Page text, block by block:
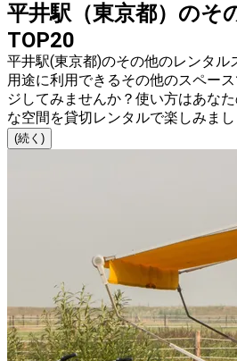
平井駅（東京都）のそ
TOP20
平井駅(東京都)のその他のレンタル
用途に利用できるその他のスペー
ジしてみませんか？使い方はあな
な空間を貸切レンタルで楽しみまし
(続く)